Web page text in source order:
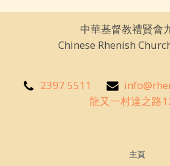
中華基督教禮賢會
Chinese Rhenish
2397 5511
龍又一村達之路
主頁